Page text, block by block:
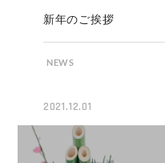
新年のご挨拶
NEWS
2021.12.01